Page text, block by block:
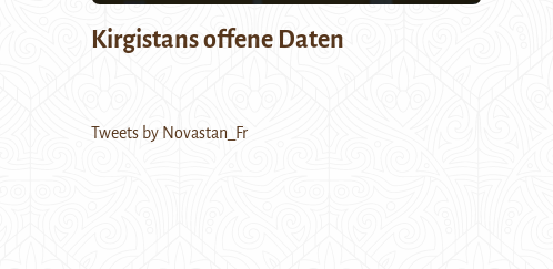
Kirgistans offene Daten
Tweets by Novastan_Fr